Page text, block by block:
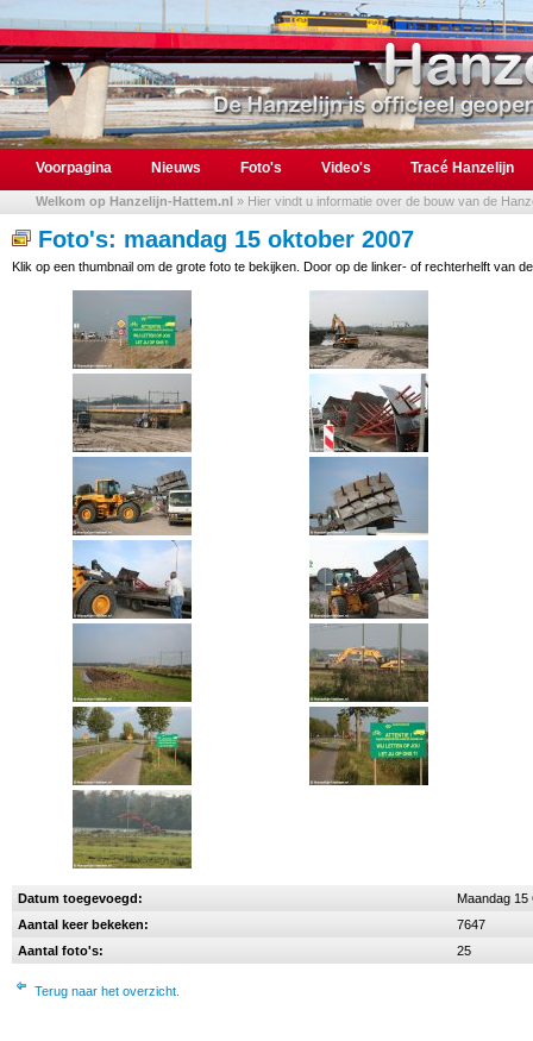
Voorpagina Nieuws Foto's Video's Tracé Hanzelijn
Welkom op Hanzelijn-Hattem.nl » Hier vindt u informatie over de bouw van de
Foto's: maandag 15 oktober 2007
Klik op een thumbnail om de grote foto te bekijken. Door op de linker- of rechterhelft van
Datum toegevoegd:
Maandag 15
Aantal keer bekeken:
7647
Aantal foto's:
25
Terug naar het overzicht.